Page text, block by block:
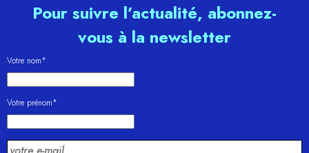
Pour suivre l’actualité, abonnez-
vous à la newsletter
Votre nom*
Votre prénom*